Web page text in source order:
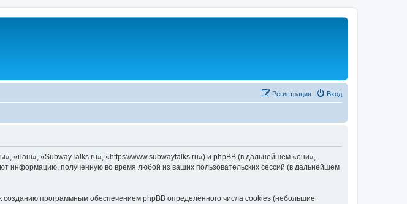
Вход
Регистрация
«наш», «SubwayTalks.ru», «https://www.subwaytalks.ru») и phpBB (в дальнейшем «они»,
информацию, полученную во время любой из ваших пользовательских сессий (в дальнейшем
программным обеспечением phpBB определённого числа cookies (небольшие